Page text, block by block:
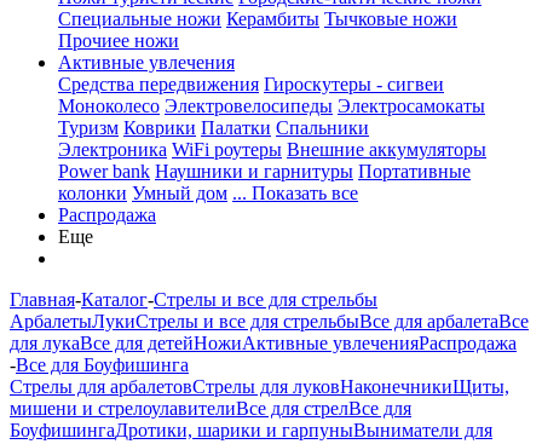
Специальные ножи Керамбиты Тычковые ножи
Прочиее ножи
Активные увлечения
Средства передвижения Гироскутеры - сигвеи
Моноколесо Электровелосипеды Электросамокаты
Туризм Коврики Палатки Спальники
Электроника WiFi роутеры Внешние аккумуляторы
Power bank Наушники и гарнитуры Портативные
колонки Умный дом ... Показать все
Распродажа
Еще
Главная-Каталог-Стрелы и все для стрельбы
АрбалетыЛукиСтрелы и все для стрельбыВсе для арбалетаВсе
для лукаВсе для детейНожиАктивные увлеченияРаспродажа
-Все для Боуфишинга
Стрелы для арбалетовСтрелы для луковНаконечникиЩиты,
мишени и стрелоулавителиВсе для стрелВсе для
БоуфишингаДротики, шарики и гарпуныВыниматели для